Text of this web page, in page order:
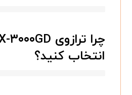
انتخاب کنید؟